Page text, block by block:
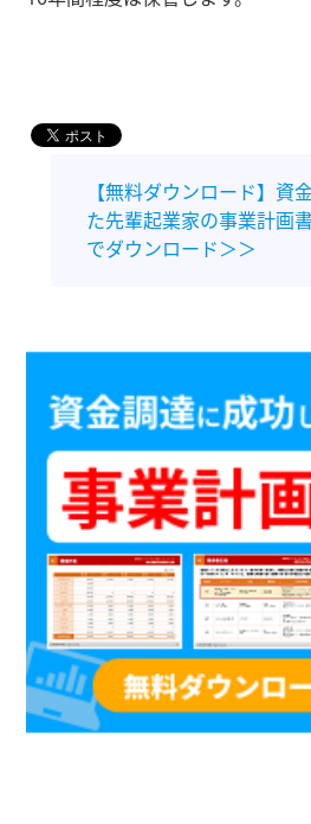
【無料ダウンロード】資
た先輩起業家の事業計画
でダウンロード＞＞